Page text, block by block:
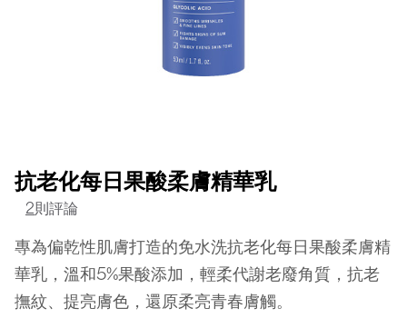
抗老化每日果酸柔膚精華乳
2則評論
專為偏乾性肌膚打造的免水洗抗老化每日果酸柔膚精
華乳，溫和5%果酸添加，輕柔代謝老廢角質，抗老
撫紋、提亮膚色，還原柔亮青春膚觸。